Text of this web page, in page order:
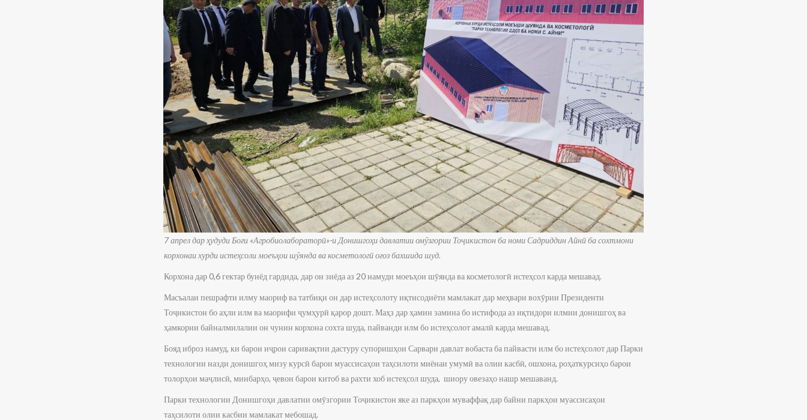
7 апрел дар ҳудуди Боғи «Агробиолабораторӣ»-и Донишгоҳи давлатии омӯзгории Тоҷикистон ба номи Садриддин Айнӣ ба сохтмони
корхонаи хурди истеҳсоли моеъҳои шӯянда ва косметологӣ оғоз бахшида шуд.
Корхона дар 0,6 гектар бунёд гардида, дар он зиёда аз 20 намуди моеъҳои шӯянда ва косметологӣ истеҳсол карда мешавад.
Масъалаи пешрафти илму маориф ва татбиқи он дар истеҳсолоту иқтисодиёти мамлакат дар меҳвари вохӯрии Президенти
Тоҷикистон бо аҳли илм ва маорифи ҷумҳурӣ қарор дошт. Маҳз дар ҳамин замина бо истифода аз иқтидори илмии донишгоҳ ва
ҳамкории байналмилалии он чунин корхона сохта шуда, пайванди илм бо истеҳсолот амалӣ карда мешавад.
Бояд иброз намуд, ки барои иҷрои саривақтии дастуру супоришҳои Сарвари давлат вобаста ба пайвасти илм бо истеҳсолот дар Парки
технологии назди донишгоҳ мизу курсӣ барои муассисаҳои таҳсилоти миёнаи умумӣ ва олии касбӣ, ошхона, роҳаткурсиҳо барои
толорҳои маҷлисӣ, минбарҳо, ҷевон барои китоб ва рахти хоб истеҳсол шуда, шиору овезаҳо нашр мешаванд.
Парки технологии Донишгоҳи давлатии омӯзгории Тоҷикистон яке аз паркҳои муваффақ дар байни паркҳои муассисаҳои
таҳсилоти олии касбии мамлакат мебошад.